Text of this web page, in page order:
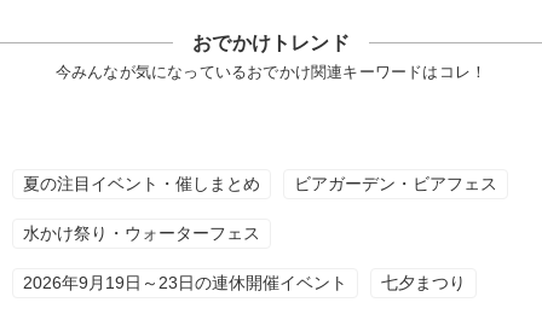
おでかけトレンド
今みんなが気になっているおでかけ関連キーワードはコレ！
夏の注目イベント・催しまとめ ビアガーデン・ビアフェス
水かけ祭り・ウォーターフェス
2026年9月19日～23日の連休開催イベント 七夕まつり